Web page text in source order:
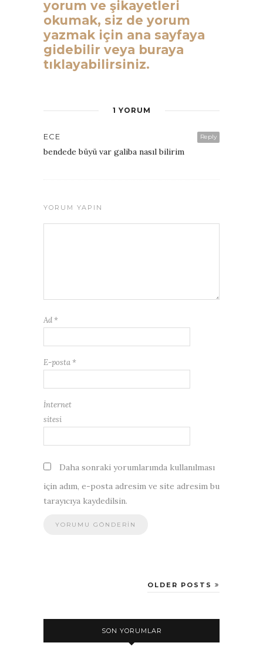
yorum ve şikayetleri
okumak, siz de yorum
yazmak için ana sayfaya
gidebilir veya buraya
tıklayabilirsiniz.
1 YORUM
Reply
ECE
bendede büyü var galiba nasıl bilirim
YORUM YAPIN
Ad *
E-posta *
İnternet
sitesi
Daha sonraki yorumlarımda kullanılması
için adım, e-posta adresim ve site adresim bu
tarayıcıya kaydedilsin.
OLDER POSTS
SON YORUMLAR